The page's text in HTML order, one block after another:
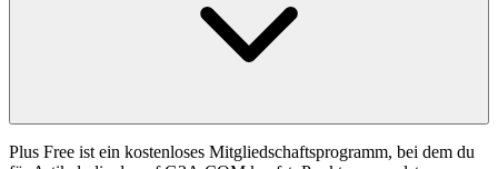
Plus Free ist ein kostenloses Mitgliedschaftsprogramm, bei dem du